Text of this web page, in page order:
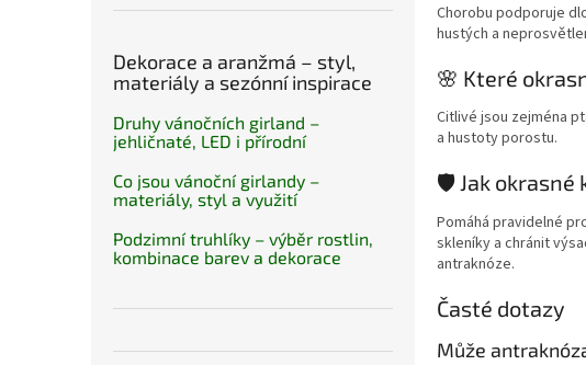
Dekorace a aranžmá – styl,
materiály a sezónní inspirace
Druhy vánočních girland –
jehličnaté, LED i přírodní
Co jsou vánoční girlandy –
materiály, styl a využití
Podzimní truhlíky – výběr rostlin,
kombinace barev a dekorace
Chorobu podporuje
hustých a
🌸 Které
Citlivé jsou zejména
a hustoty porostu.
🛡️ Jak okrasné
Pomáhá pravidelné
skleníky a chránit
antraknóze.
Časté dotazy
Může